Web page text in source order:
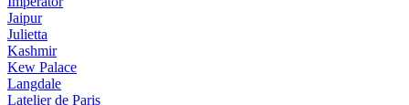
Jaipur
Julietta
Kashmir
Kew Palace
Langdale
Latelier de Paris